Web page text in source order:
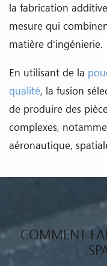
la fabrication
mesure qui
matière d'ingénierie.
En utilisant de la
qualité, la fusion
de produire des
complexes,
aéronautique,
COMMENT